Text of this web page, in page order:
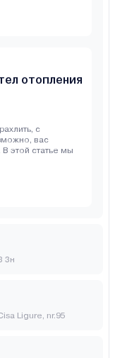
отопления
с
вас
этой статье мы
3н
Ligure, nr.95